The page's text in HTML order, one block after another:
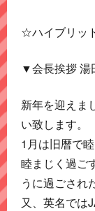
☆ハイブリッ
▼会長挨拶 湯
新年を迎えま
い致します。
1月は旧暦で
睦まじく過ご
うに過ごされ
又、英名では